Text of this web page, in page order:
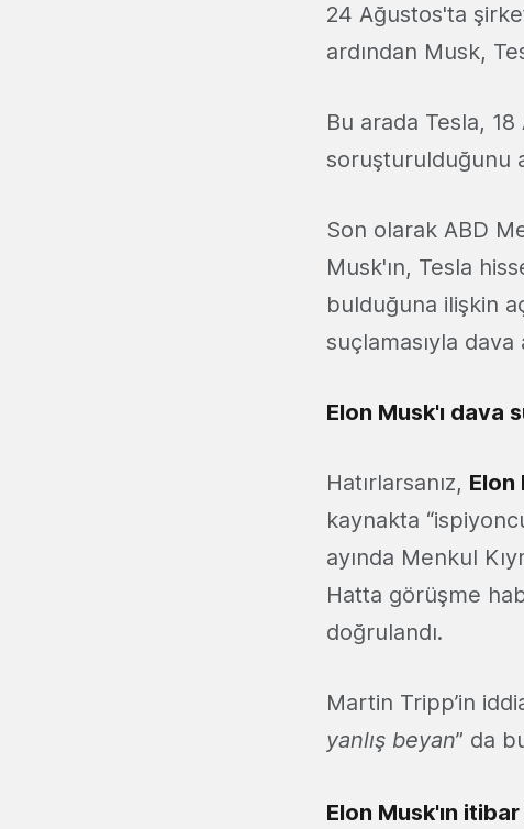
24 Ağustos'ta
ardından Musk,
Bu arada Tesla,
soruşturulduğunu
Son olarak ABD
Musk'ın, Tesla
bulduğuna ilişkin
suçlamasıyla dava
Elon Musk'ı dava
Hatırlarsanız, Elon
kaynakta
ayında Menkul
Hatta görüşme
doğrulandı.
Martin Tripp’in
yanlış beyan” da
Elon Musk'ın